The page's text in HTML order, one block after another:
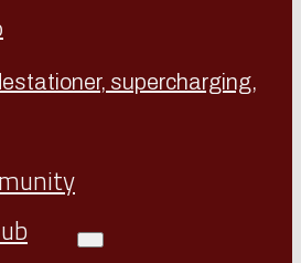
supercharging,